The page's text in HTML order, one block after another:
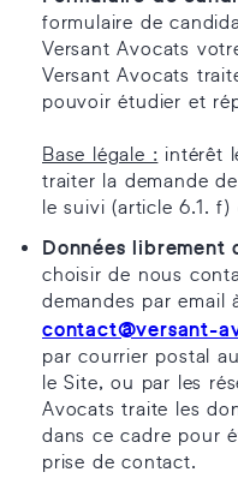
formulaire de
Versant Avocats
Versant Avocats
pouvoir étudier et
Base légale : intérêt
traiter la demande
le suivi (article 6.1. f)
Données librement
choisir de nous
demandes par email
contact@versant-
par courrier postal
le Site, ou par les
Avocats traite les
dans ce cadre pour
prise de contact.